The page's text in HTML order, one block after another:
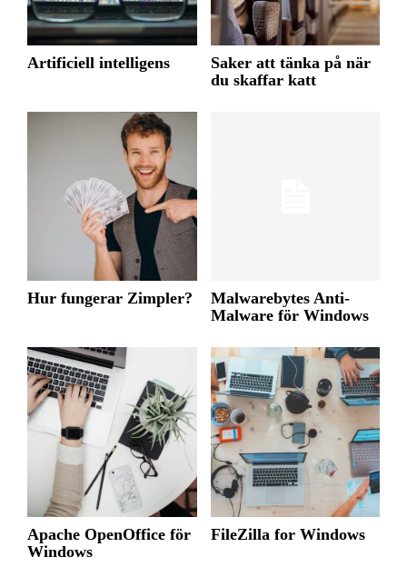
Artificiell intelligens
Saker att tänka på när
du skaffar katt
Hur fungerar Zimpler?
Malwarebytes Anti-
Malware för Windows
Apache OpenOffice för
Windows
FileZilla for Windows